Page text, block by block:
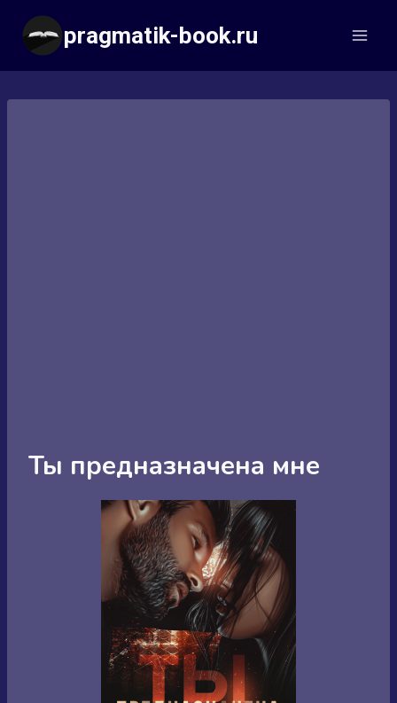
Перейти
содержимому
pragmatik-book.ru
Ты предназначена мне